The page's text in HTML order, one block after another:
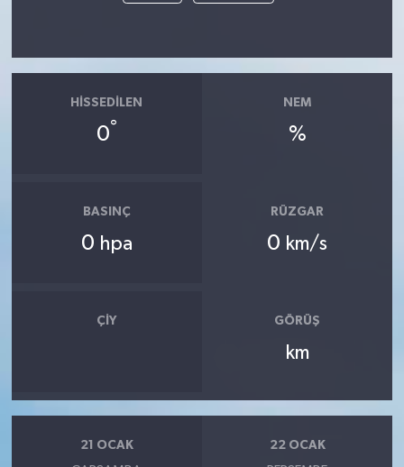
HISSEDILEN
0°
NEM
%
BASINÇ
0 hpa
RÜZGAR
0 km/s
ÇIY GÖRÜŞ
km
21 OCAK 22 OCAK